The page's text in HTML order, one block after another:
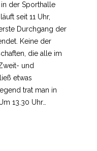
der Sporthalle
seit 11 Uhr,
Durchgang der
Keine der
die alle im
und
etwas
trat man in
13.30 Uhr…